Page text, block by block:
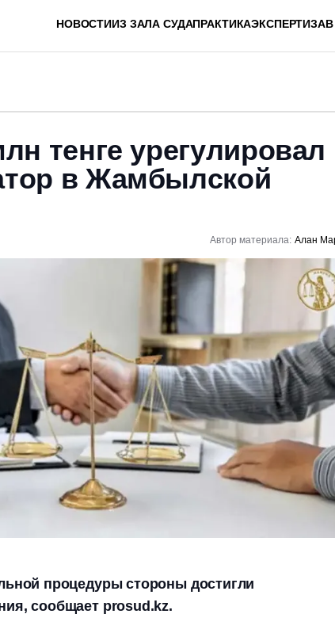
НОВОСТИИЗ ЗАЛА СУДАПРАКТИКАЭКСПЕРТИЗАВ
тенге урегулировал
в Жамбылской
Автор материала: Алан
процедуры стороны достигли
сообщает prosud.kz.